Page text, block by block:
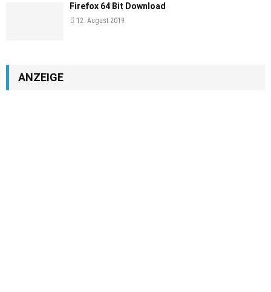
Firefox 64 Bit Download
12. August 2019
ANZEIGE